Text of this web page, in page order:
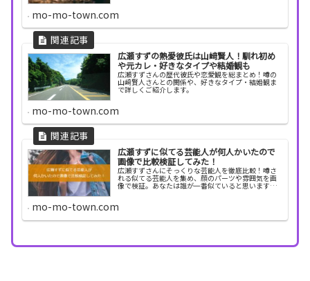
mo-mo-town.com
広瀬すずの熱愛彼氏は山﨑賢人！馴れ初め
や元カレ・好きなタイプや結婚観も
広瀬すずさんの歴代彼氏や恋愛観を総まとめ！噂の
山﨑賢人さんとの関係や、好きなタイプ・結婚観ま
で詳しくご紹介します。
mo-mo-town.com
広瀬すずに似てる芸能人が何人かいたので
画像で比較検証してみた！
広瀬すずさんにそっくりな芸能人を徹底比較！噂さ
れる似てる芸能人を集め、顔のパーツや雰囲気を画
像で検証。あなたは誰が一番似ていると思います
mo-mo-town.com